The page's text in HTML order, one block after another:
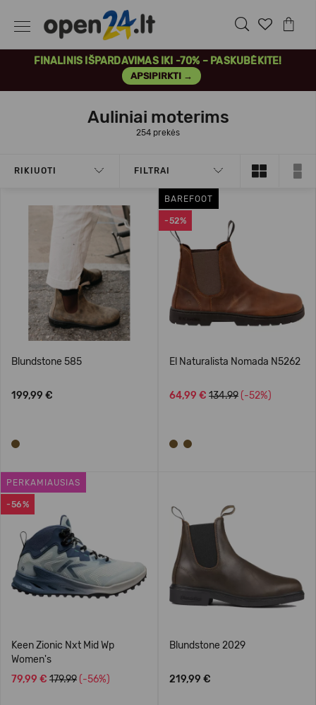
FINALINIS IŠPARDAVIMAS IKI -70% – PASKUBĖKITE!
APSIPIRKTI →
Auliniai moterims
254 prekės
RIKIUOTI FILTRAI
Blundstone 585
199,99 €
-52%
BAREFOOT
El Naturalista Nomada N5262
64,99 € 134.99 (-52%)
-56%
PERKAMIAUSIAS
Keen Zionic Nxt Mid Wp
Women's
79,99 € 179.99 (-56%)
Blundstone 2029
219,99 €